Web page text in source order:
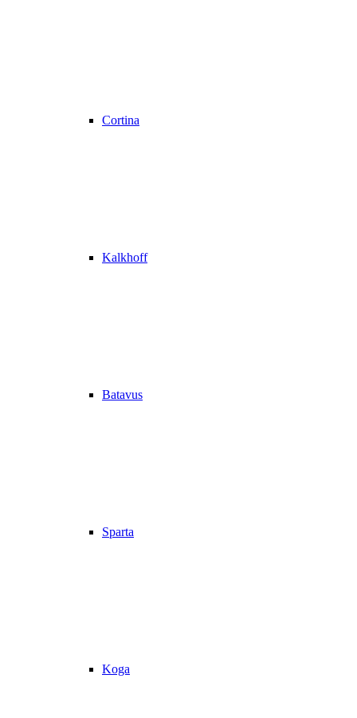
Cortina
Kalkhoff
Batavus
Sparta
Koga